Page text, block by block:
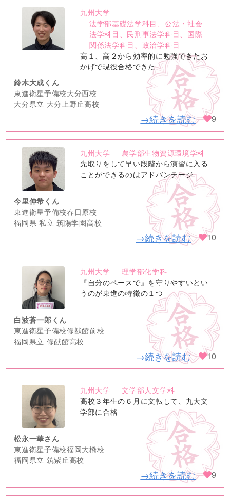
no
image
九州大学
法学部基礎法学科目、公法・社会
法学科目、民刑事法学科目、国際
関係法学科目、政治学科目
高１、高２から効率的に勉強できたお
かげで現役合格できた
鈴木大成くん
東進衛星予備校大分西校
大分県立 大分上野丘高校
→続きを読む 9
no
image
九州大学
農学部生物資源環境学科
先取りをして早い段階から演習に入る
ことができるのはアドバンテージ
今里伸希くん
東進衛星予備校春日原校
福岡県 私立 筑陽学園高校
→続きを読む 10
no
image
九州大学
理学部化学科
『自分のペースで』を守りやすいとい
うのが東進の特徴の１つ
白波蒼一郎くん
東進衛星予備校修猷館前校
福岡県立 修猷館高校
→続きを読む 10
no
image
九州大学
文学部人文学科
高校３年生の６月に文転して、九大文
学部に合格
松永一華さん
東進衛星予備校福岡大橋校
福岡県立 筑紫丘高校
→続きを読む 9